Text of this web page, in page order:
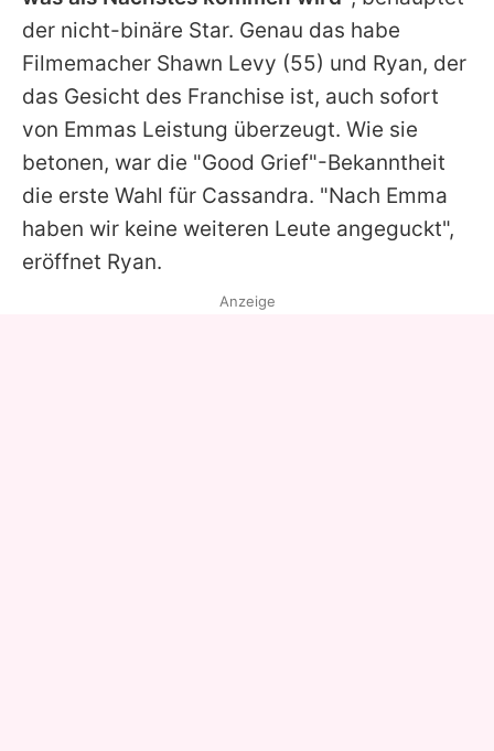
der nicht-binäre Star. Genau das habe
Filmemacher Shawn Levy (55) und Ryan, der
das Gesicht des Franchise ist, auch sofort
von Emmas Leistung überzeugt. Wie sie
betonen, war die "Good Grief"-Bekanntheit
die erste Wahl für Cassandra. "Nach Emma
haben wir keine weiteren Leute angeguckt",
eröffnet Ryan.
Anzeige